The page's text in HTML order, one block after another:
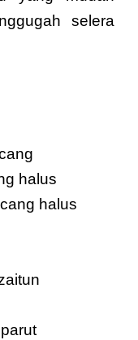
selera
halus
halus